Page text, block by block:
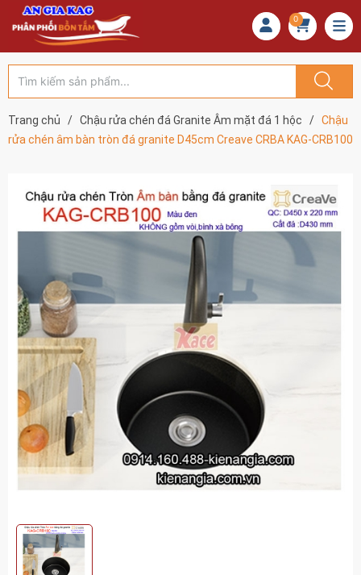
0
Trang chủ / Chậu rửa chén đá Granite Âm mặt đá 1 hộc / Chậu
rửa chén âm bàn tròn đá granite D45cm Creave CRBA KAG-CRB100